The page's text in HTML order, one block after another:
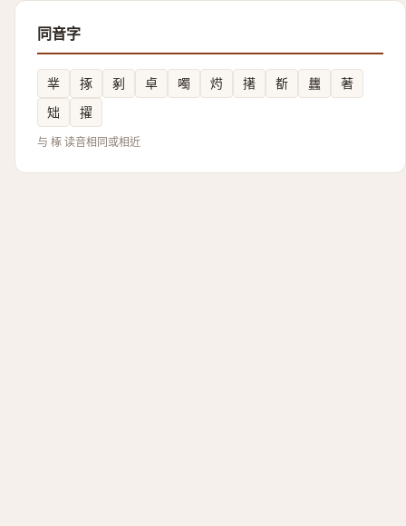
同音字
丵 㧻 剢 卓 噣 烵 擆 斱 蠿
著
䂐
擢
与 椓 读音相同或相近